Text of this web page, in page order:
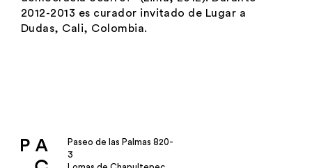
2012-2013 es curador invitado de Lugar a
Dudas, Cali, Colombia.
Paseo de las Palmas 820-
3